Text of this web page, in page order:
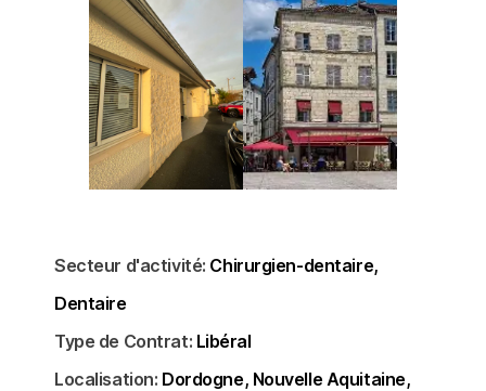
Secteur d'activité: Chirurgien-dentaire
Dentaire
Type de Contrat: Libéral
Localisation: Dordogne Nouvelle Aquitaine